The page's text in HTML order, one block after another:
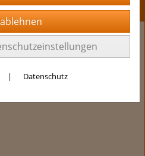
im Shop
| Datenschutz